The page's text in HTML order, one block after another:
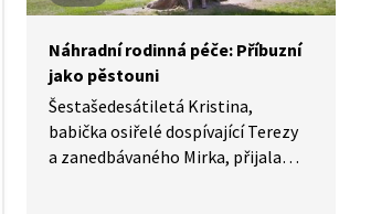
Náhradní rodinná péče: Příbuzní
jako pěstouni
Šestašedesátiletá Kristina,
babička osiřelé dospívající Terezy
a zanedbávaného Mirka, přijala